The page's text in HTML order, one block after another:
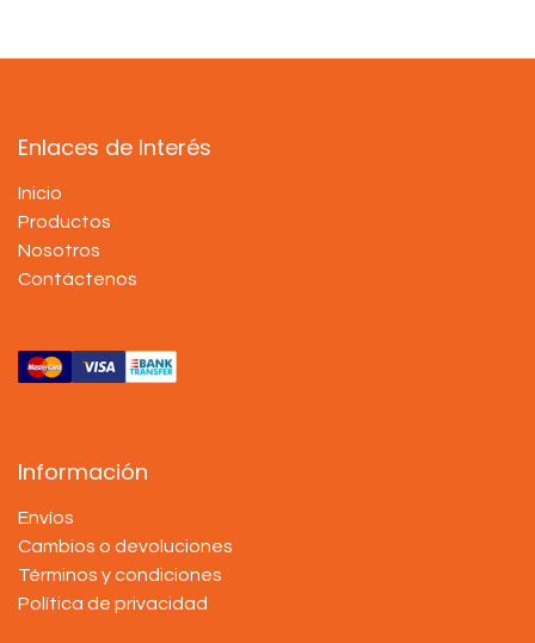
Enlaces de Interés
Inicio
Productos
Nosotros
Contáctenos
Información
Envíos
Cambios o devoluciones
Términos y condiciones
Política de privacidad